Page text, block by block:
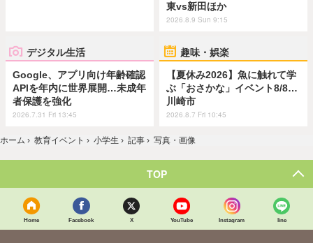
東vs新田ほか
2026.8.9 Sun 9:15
デジタル生活
Google、アプリ向け年齢確認
APIを年内に世界展開…未成年
者保護を強化
2026.7.31 Fri 13:45
趣味・娯楽
【夏休み2026】魚に触れて学
ぶ「おさかな」イベント8/8…
川崎市
2026.8.7 Fri 10:45
ホーム › 教育イベント › 小学生 › 記事 › 写真・画像
TOP
Home Facebook X YouTube Instagram line